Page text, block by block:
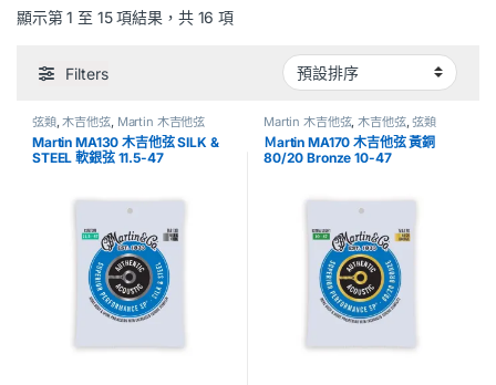
顯示第 1 至 15 項結果，共 16 項
Filters
弦類,木吉他弦, Martin 木吉他弦
Martin MA130 木吉他弦 SILK &
STEEL 軟銀弦 11.5-47
Martin 木吉他弦,木吉他弦,弦類
Ｍartin MA170 木吉他弦 黃銅
80/20 Bronze 10-47